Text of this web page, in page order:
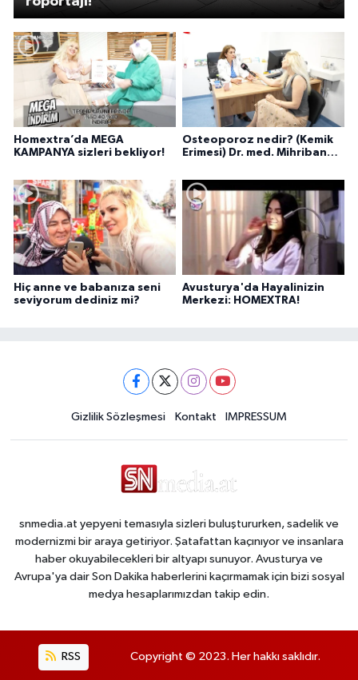
Homextra’da MEGA
KAMPANYA sizleri bekliyor!
Osteoporoz nedir? (Kemik
Erimesi) Dr. med. Mihriban
Hiç anne ve babanıza seni
seviyorum dediniz mi?
Avusturya'da Hayalinizin
Merkezi: HOMEXTRA!
Gizlilik Sözleşmesi Kontakt IMPRESSUM
snmedia.at yepyeni temasıyla sizleri buluştururken, sadelik ve
modernizmi bir araya getiriyor. Şatafattan kaçınıyor ve insanlara
haber okuyabilecekleri bir altyapı sunuyor. Avusturya ve
Avrupa'ya dair Son Dakika haberlerini kaçırmamak için bizi sosyal
medya hesaplarımızdan takip edin.
RSS Copyright © 2023. Her hakkı saklıdır.